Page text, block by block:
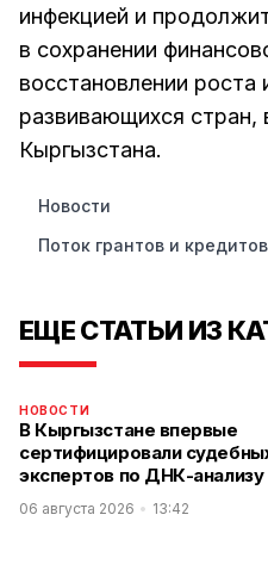
инфекцией и
в сохранении
восстановлении роста
развивающихся стран,
Кыргызстана.
Новости
Поток грантов и кредитов
ЕЩЕ СТАТЬИ ИЗ
НОВОСТИ
В Кыргызстане впервые
сертифицировали
экспертов по ДНК-анализу
06 августа 2026 13:42